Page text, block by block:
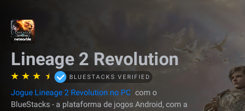
Lineage 2 Revolution
BLUESTACKS VERIFIED
Jogue Lineage 2 Revolution no PC com o
BlueStacks - a plataforma de jogos Android, com a